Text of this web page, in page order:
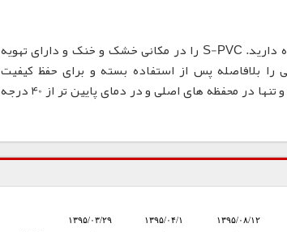
محفظه های نگهداری از رزین سوسپانسیون پی وی سی را کاملاً در بسته نگاه دارید. S-PVC را در مکانی خشک و خنک و دارای تهویه
بلافاصله پس از استفاده بسته و برای حفظ کیفیت
سوسپانسیون پلی وینیل کلراید، آن را به دور از گرما یا نور مستقیم خورشید و تنها در محفظه های اصلی و در دمای پایین تر از 40 درجه
۱۳۹۵/۰۳/۲۹ ۱۳۹۵/۰۴/۱ ۱۳۹۵/۰۸/۱۲